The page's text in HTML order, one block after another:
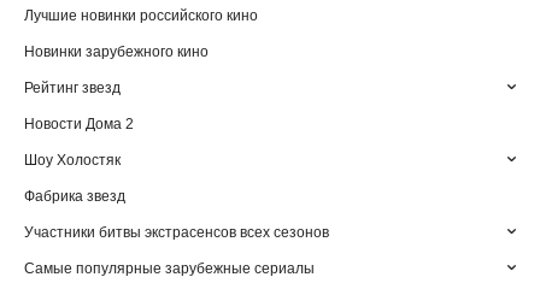
Лучшие новинки российского кино
Новинки зарубежного кино
Рейтинг звезд
Новости Дома 2
Шоу Холостяк
Фабрика звезд
Участники битвы экстрасенсов всех сезонов
Самые популярные зарубежные сериалы